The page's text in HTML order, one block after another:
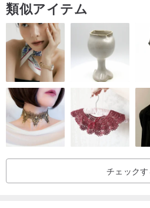
をきつく巻かないでください。デパー
ーに直接行き、銀色の建物の指の周
取得することをお勧めします。 （国際
てください）
***環境保護の要件、ギフトバッグは提
じて、注文に注意してください）。
パッケージには、ジュエリーボック
ロス、厚いジッパーバッグ、およびメ
ます。
類似アイテム
チェックす